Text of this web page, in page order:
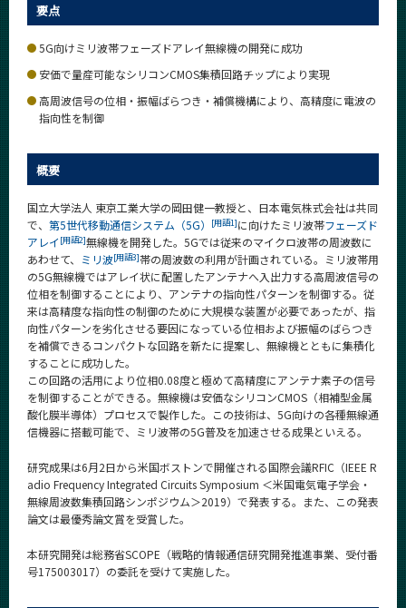
要点
5G向けミリ波帯フェーズドアレイ無線機の開発に成功
安価で量産可能なシリコンCMOS集積回路チップにより実現
高周波信号の位相・振幅ばらつき・補償機構により、高精度に電波の
指向性を制御
概要
国立大学法人 東京工業大学の岡田健一教授と、日本電気株式会社は共同
で、 第5世代移動通信システム（5G） [用語1]に向けたミリ波帯フェーズド
アレイ [用語2]無線機を開発した。5Gでは従来のマイクロ波帯の周波数に
あわせて、
ミリ波[用語3]帯の周波数の利用が計画されている。ミリ波帯用
の5G無線機ではアレイ状に配置したアンテナへ入出力する高周波信号の
位相を制御することにより、アンテナの指向性パターンを制御する。従
来は高精度な指向性の制御のために大規模な装置が必要であったが、指
向性パターンを劣化させる要因になっている位相および振幅のばらつき
を補償できるコンパクトな回路を新たに提案し、無線機とともに集積化
することに成功した。
この回路の活用により位相0.08度と極めて高精度にアンテナ素子の信号
を制御することができる。無線機は安価なシリコンCMOS（相補型金属
酸化膜半導体）プロセスで製作した。この技術は、5G向けの各種無線通
信機器に搭載可能で、ミリ波帯の5G普及を加速させる成果といえる。
研究成果は6月2日から米国ボストンで開催される国際会議RFIC（IEEE R
adio Frequency Integrated Circuits Symposium ＜米国電気電子学会・
無線周波数集積回路シンポジウム＞2019）で発表する。また、この発表
論文は最優秀論文賞を受賞した。
本研究開発は総務省SCOPE（戦略的情報通信研究開発推進事業、受付番
号175003017）の委託を受けて実施した。
入学案内
Admissions
電気電子系 News
News 一覧
カテゴリ別
月別
イベントカレンダー
Event Calendar
学内向け情報
CLOSE